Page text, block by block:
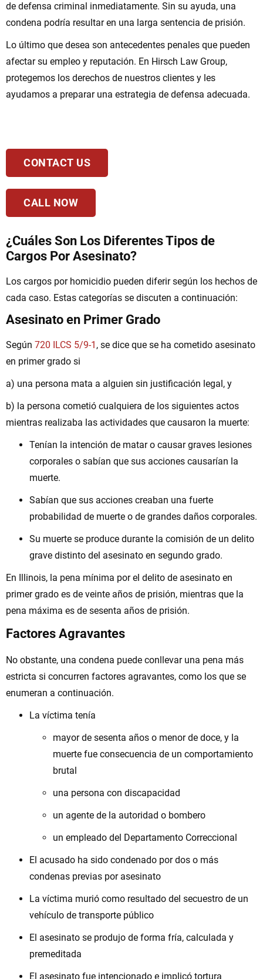
de defensa criminal inmediatamente. Sin su ayuda, una
condena podría resultar en una larga sentencia de prisión.
Lo último que desea son antecedentes penales que pueden
afectar su empleo y reputación. En Hirsch Law Group,
protegemos los derechos de nuestros clientes y les
ayudamos a preparar una estrategia de defensa adecuada.
CONTACT US
CALL NOW
¿Cuáles Son Los Diferentes Tipos de
Cargos Por Asesinato?
Los cargos por homicidio pueden diferir según los hechos de
cada caso. Estas categorías se discuten a continuación:
Asesinato en Primer Grado
Según 720 ILCS 5/9-1 , se dice que se ha cometido asesinato
en primer grado si
a) una persona mata a alguien sin justificación legal, y
b) la persona cometió cualquiera de los siguientes actos
mientras realizaba las actividades que causaron la muerte:
Tenían la intención de matar o causar graves lesiones
corporales o sabían que sus acciones causarían la
muerte.
Sabían que sus acciones creaban una fuerte
probabilidad de muerte o de grandes daños corporales.
Su muerte se produce durante la comisión de un delito
grave distinto del asesinato en segundo grado.
En Illinois, la pena mínima por el delito de asesinato en
primer grado es de veinte años de prisión, mientras que la
pena máxima es de sesenta años de prisión.
Factores Agravantes
No obstante, una condena puede conllevar una pena más
estricta si concurren factores agravantes, como los que se
enumeran a continuación.
La víctima tenía
mayor de sesenta años o menor de doce, y la
muerte fue consecuencia de un comportamiento
brutal
una persona con discapacidad
un agente de la autoridad o bombero
un empleado del Departamento Correccional
El acusado ha sido condenado por dos o más
condenas previas por asesinato
La víctima murió como resultado del secuestro de un
vehículo de transporte público
El asesinato se produjo de forma fría, calculada y
premeditada
El asesinato fue intencionado e implicó tortura